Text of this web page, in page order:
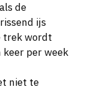
de
ijs
trek wordt
per week
niet te